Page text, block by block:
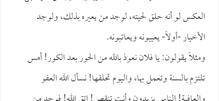
العكس لو أنه حلق لحيته، لوجد من يعيره بذلك، ولوجد
الأخيار -أولاً- يعيبونه ويعاتبونه.
ومثلاً يقولون: يا فلان نعوذ بالله من الحور بعد الكور! أمس
تلتزم بالسنة وتعمل بها، واليوم تحلقها! نسأل الله العفو